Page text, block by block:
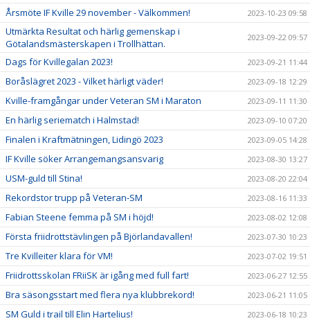
Årsmöte IF Kville 29 november - Välkommen! 2023-10-23 09:58
Utmärkta Resultat och härlig gemenskap i
Götalandsmästerskapen i Trollhättan.
2023-09-22 09:57
Dags för Kvillegalan 2023! 2023-09-21 11:44
Boråslägret 2023 - Vilket härligt väder! 2023-09-18 12:29
Kville-framgångar under Veteran SM i Maraton 2023-09-11 11:30
En härlig seriematch i Halmstad! 2023-09-10 07:20
Finalen i Kraftmätningen, Lidingö 2023 2023-09-05 14:28
IF Kville söker Arrangemangsansvarig 2023-08-30 13:27
USM-guld till Stina! 2023-08-20 22:04
Rekordstor trupp på Veteran-SM 2023-08-16 11:33
Fabian Steene femma på SM i höjd! 2023-08-02 12:08
Första friidrottstävlingen på Björlandavallen! 2023-07-30 10:23
Tre Kvilleiter klara för VM! 2023-07-02 19:51
Friidrottsskolan FRiiSK är igång med full fart! 2023-06-27 12:55
Bra säsongsstart med flera nya klubbrekord! 2023-06-21 11:05
SM Guld i trail till Elin Hartelius! 2023-06-18 10:23